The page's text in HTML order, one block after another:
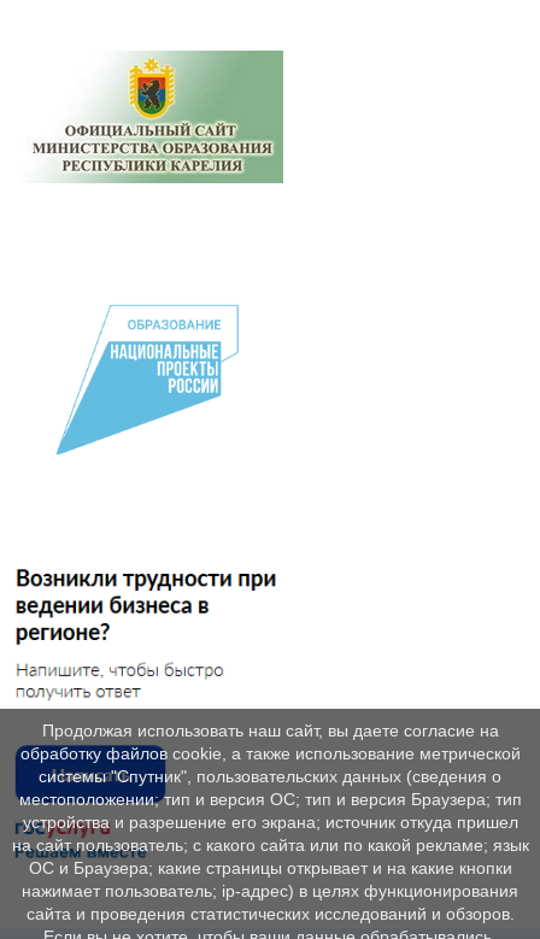
Продолжая использовать наш сайт, вы даете согласие на
обработку файлов cookie, а также использование метрической
системы "Спутник", пользовательских данных (сведения о
местоположении; тип и версия ОС; тип и версия Браузера; тип
устройства и разрешение его экрана; источник откуда пришел
на сайт пользователь; с какого сайта или по какой рекламе; язык
ОС и Браузера; какие страницы открывает и на какие кнопки
нажимает пользователь; ip-адрес) в целях функционирования
сайта и проведения статистических исследований и обзоров.